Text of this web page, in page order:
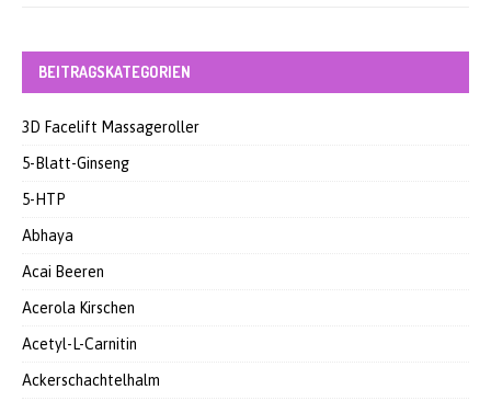
BEITRAGSKATEGORIEN
3D Facelift Massageroller
5-Blatt-Ginseng
5-HTP
Abhaya
Acai Beeren
Acerola Kirschen
Acetyl-L-Carnitin
Ackerschachtelhalm